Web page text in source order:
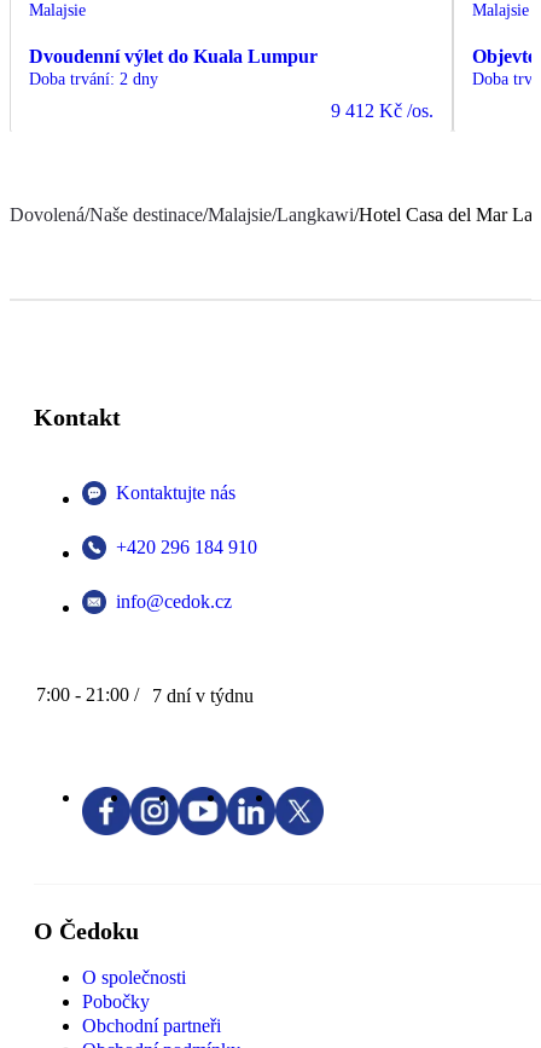
Malajsie
Dvoudenní výlet do Kuala Lumpur
Doba trvání: 2 dny
9 412 Kč /os.
Malajsie
Doba
Dovolená/Naše destinace/Malajsie/Langkawi/Hotel Casa del Mar
Kontakt
Kontaktujte nás
+420 296 184 910
info@cedok.cz
7:00 - 21:00 / 7 dní v týdnu
O Čedoku
O společnosti
Pobočky
Obchodní partneři